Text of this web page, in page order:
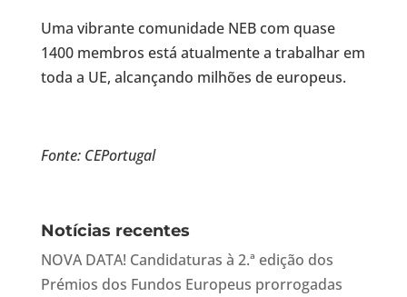
Uma vibrante comunidade NEB com quase
1400 membros está atualmente a trabalhar em
toda a UE, alcançando milhões de europeus.
Fonte: CEPortugal
Notícias recentes
NOVA DATA! Candidaturas à 2.ª edição dos
Prémios dos Fundos Europeus prorrogadas